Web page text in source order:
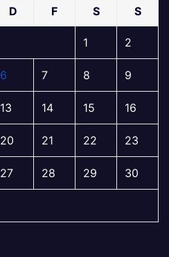
D F S S
1 2
6 7 8 9
13 14 15 16
20 21 22 23
27 28 29 30